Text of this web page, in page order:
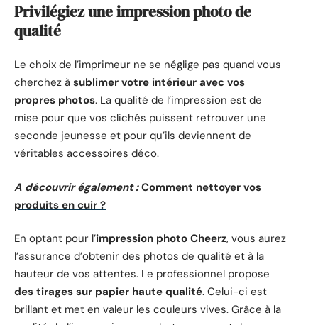
Privilégiez une impression photo de
qualité
Le choix de l’imprimeur ne se néglige pas quand vous
cherchez à sublimer votre intérieur avec vos
propres photos. La qualité de l’impression est de
mise pour que vos clichés puissent retrouver une
seconde jeunesse et pour qu’ils deviennent de
véritables accessoires déco.
A découvrir également : Comment nettoyer vos
produits en cuir ?
En optant pour l’impression photo Cheerz, vous aurez
l’assurance d’obtenir des photos de qualité et à la
hauteur de vos attentes. Le professionnel propose
des tirages sur papier haute qualité. Celui-ci est
brillant et met en valeur les couleurs vives. Grâce à la